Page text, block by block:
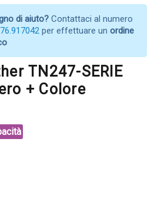
di aiuto? Contattaci al numero
per effettuare un ordine
TN247-SERIE
+ Colore